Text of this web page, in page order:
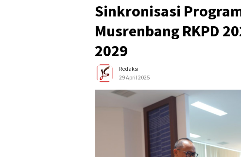
Sinkronisasi
Musrenbang RKPD
2029
Redaksi
29 April 2025